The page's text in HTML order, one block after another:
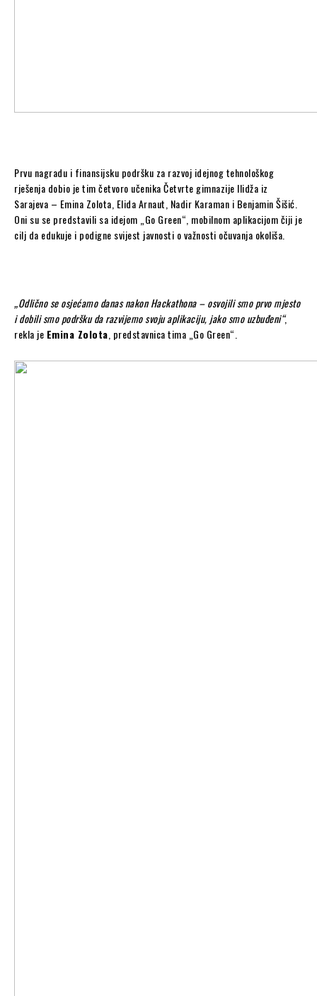
Prvu nagradu i finansijsku podršku za razvoj idejnog tehnološkog
rješenja dobio je tim četvoro učenika Četvrte gimnazije Ilidža iz
Sarajeva – Emina Zolota, Elida Arnaut, Nadir Karaman i Benjamin Šišić.
Oni su se predstavili sa idejom „Go Green“, mobilnom aplikacijom čiji je
cilj da edukuje i podigne svijest javnosti o važnosti očuvanja okoliša.
„Odlično se osjećamo danas nakon Hackathona – osvojili smo prvo mjesto
i dobili smo podršku da razvijemo svoju aplikaciju, jako smo uzbuđeni“,
rekla je Emina Zolota , predstavnica tima „Go Green“.